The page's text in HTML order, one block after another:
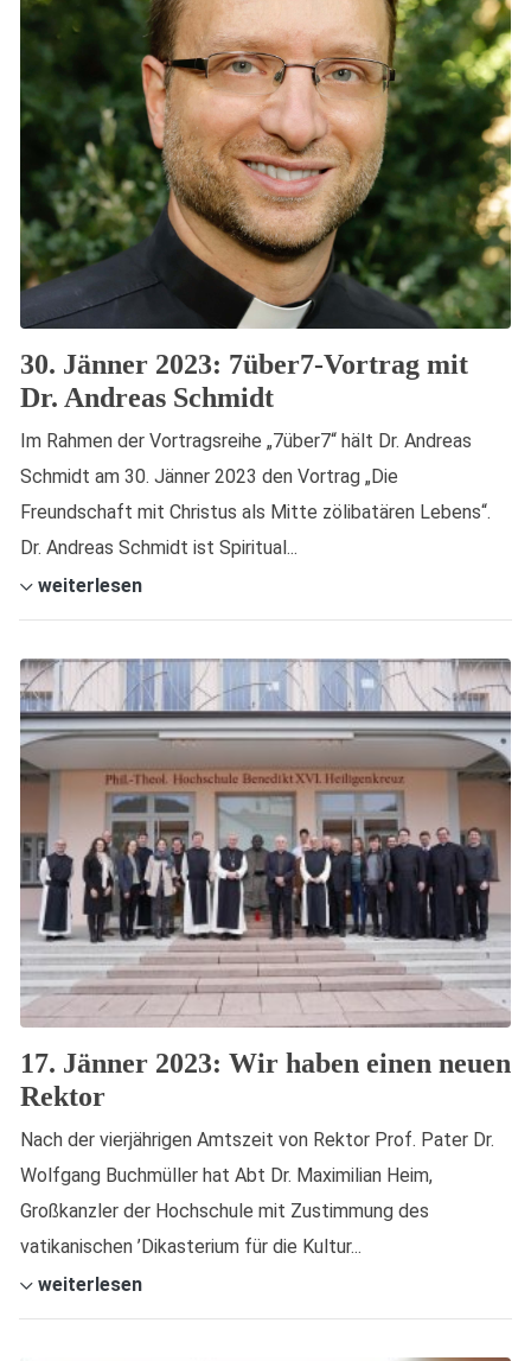
30. Jänner 2023: 7über7-Vortrag mit
Dr. Andreas Schmidt
Im Rahmen der Vortragsreihe „7über7“ hält Dr. Andreas
Schmidt am 30. Jänner 2023 den Vortrag „Die
Freundschaft mit Christus als Mitte zölibatären Lebens“.
Dr. Andreas Schmidt ist Spiritual...
weiterlesen
17. Jänner 2023: Wir haben einen neuen
Rektor
Nach der vierjährigen Amtszeit von Rektor Prof. Pater Dr.
Wolfgang Buchmüller hat Abt Dr. Maximilian Heim,
Großkanzler der Hochschule mit Zustimmung des
vatikanischen ’Dikasterium für die Kultur...
weiterlesen